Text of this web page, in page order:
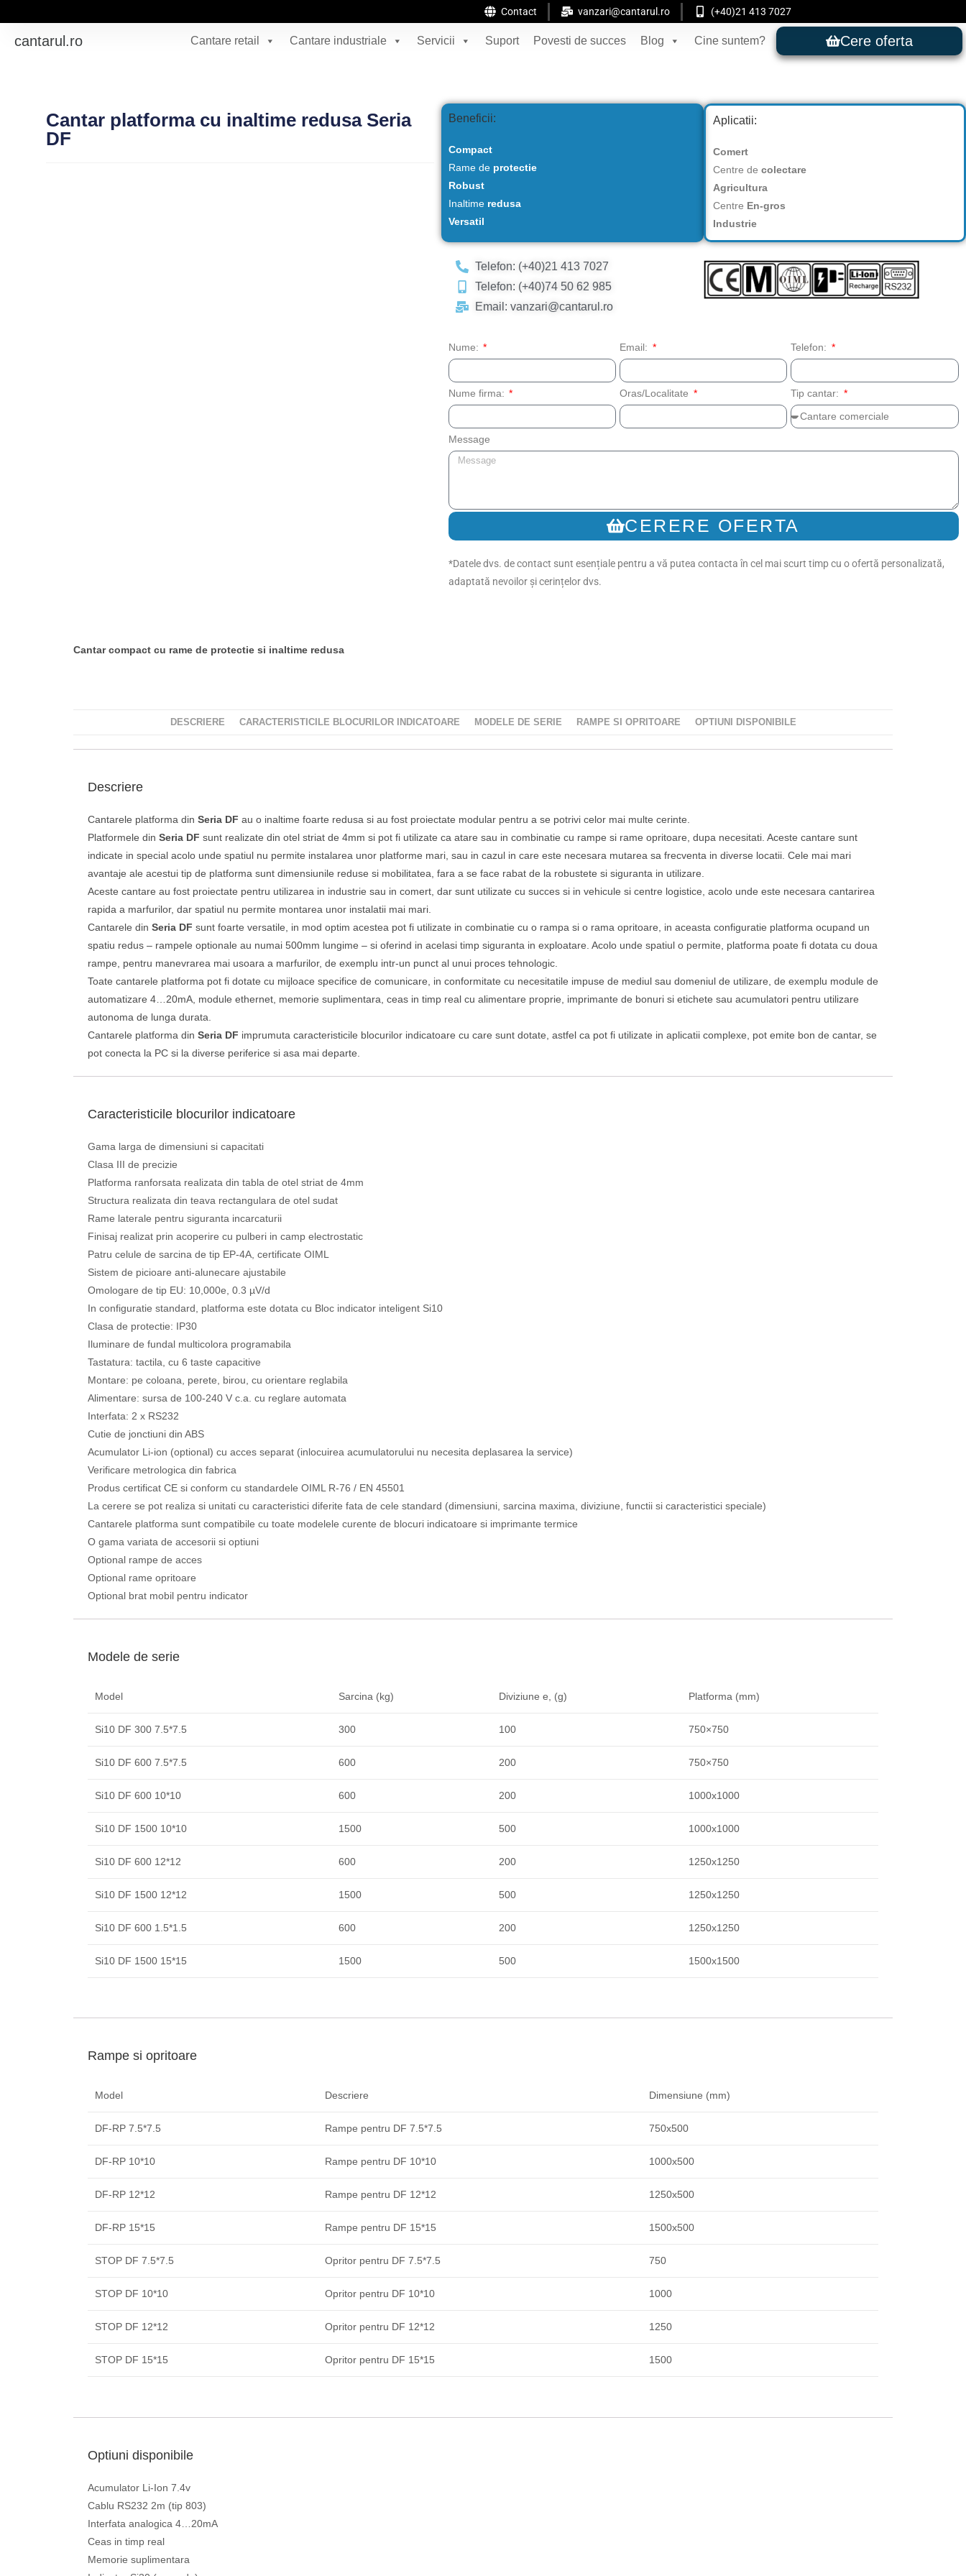
Contact vanzari@cantarul.ro (+40)21 413 7027
cantarul.ro Cantare retail Cantare industriale Servicii Suport Povesti de succes Blog Cine suntem? Cere oferta
Cantar platforma cu inaltime redusa Seria
DF
Beneficii:
Compact
Rame de protectie
Robust
Inaltime redusa
Versatil
Aplicatii:
Comert
Centre de colectare
Agricultura
Centre En-gros
Industrie
Telefon: (+40)21 413 7027
Telefon: (+40)74 50 62 985
Email: vanzari@cantarul.ro
Nume: Email: Telefon:
Nume firma: Oras/Localitate Tip cantar:
Message
CERERE OFERTA
*Datele dvs. de contact sunt esențiale pentru a vă putea contacta în cel mai scurt timp cu o ofertă personalizată,
adaptată nevoilor și cerințelor dvs.
Cantar compact cu rame de protectie si inaltime redusa
DESCRIERE CARACTERISTICILE BLOCURILOR INDICATOARE MODELE DE SERIE RAMPE SI OPRITOARE OPTIUNI DISPONIBILE
Descriere
Cantarele platforma din Seria DF au o inaltime foarte redusa si au fost proiectate modular pentru a se potrivi celor mai multe cerinte.
Platformele din Seria DF sunt realizate din otel striat de 4mm si pot fi utilizate ca atare sau in combinatie cu rampe si rame opritoare, dupa necesitati. Aceste cantare sunt
indicate in special acolo unde spatiul nu permite instalarea unor platforme mari, sau in cazul in care este necesara mutarea sa frecventa in diverse locatii. Cele mai mari
avantaje ale acestui tip de platforma sunt dimensiunile reduse si mobilitatea, fara a se face rabat de la robustete si siguranta in utilizare.
Aceste cantare au fost proiectate pentru utilizarea in industrie sau in comert, dar sunt utilizate cu succes si in vehicule si centre logistice, acolo unde este necesara cantarirea
rapida a marfurilor, dar spatiul nu permite montarea unor instalatii mai mari.
Cantarele din Seria DF sunt foarte versatile, in mod optim acestea pot fi utilizate in combinatie cu o rampa si o rama opritoare, in aceasta configuratie platforma ocupand un
spatiu redus – rampele optionale au numai 500mm lungime – si oferind in acelasi timp siguranta in exploatare. Acolo unde spatiul o permite, platforma poate fi dotata cu doua
rampe, pentru manevrarea mai usoara a marfurilor, de exemplu intr-un punct al unui proces tehnologic.
Toate cantarele platforma pot fi dotate cu mijloace specifice de comunicare, in conformitate cu necesitatile impuse de mediul sau domeniul de utilizare, de exemplu module de
automatizare 4…20mA, module ethernet, memorie suplimentara, ceas in timp real cu alimentare proprie, imprimante de bonuri si etichete sau acumulatori pentru utilizare
autonoma de lunga durata.
Cantarele platforma din Seria DF imprumuta caracteristicile blocurilor indicatoare cu care sunt dotate, astfel ca pot fi utilizate in aplicatii complexe, pot emite bon de cantar, se
pot conecta la PC si la diverse periferice si asa mai departe.
Caracteristicile blocurilor indicatoare
Gama larga de dimensiuni si capacitati
Clasa III de precizie
Platforma ranforsata realizata din tabla de otel striat de 4mm
Structura realizata din teava rectangulara de otel sudat
Rame laterale pentru siguranta incarcaturii
Finisaj realizat prin acoperire cu pulberi in camp electrostatic
Patru celule de sarcina de tip EP-4A, certificate OIML
Sistem de picioare anti-alunecare ajustabile
Omologare de tip EU: 10,000e, 0.3 µV/d
In configuratie standard, platforma este dotata cu Bloc indicator inteligent Si10
Clasa de protectie: IP30
Iluminare de fundal multicolora programabila
Tastatura: tactila, cu 6 taste capacitive
Montare: pe coloana, perete, birou, cu orientare reglabila
Alimentare: sursa de 100-240 V c.a. cu reglare automata
Interfata: 2 x RS232
Cutie de jonctiuni din ABS
Acumulator Li-ion (optional) cu acces separat (inlocuirea acumulatorului nu necesita deplasarea la service)
Verificare metrologica din fabrica
Produs certificat CE si conform cu standardele OIML R-76 / EN 45501
La cerere se pot realiza si unitati cu caracteristici diferite fata de cele standard (dimensiuni, sarcina maxima, diviziune, functii si caracteristici speciale)
Cantarele platforma sunt compatibile cu toate modelele curente de blocuri indicatoare si imprimante termice
O gama variata de accesorii si optiuni
Optional rampe de acces
Optional rame opritoare
Optional brat mobil pentru indicator
Modele de serie
Model Sarcina (kg) Diviziune e, (g) Platforma (mm)
Si10 DF 300 7.5*7.5 300 100 750×750
Si10 DF 600 7.5*7.5 600 200 750×750
Si10 DF 600 10*10 600 200 1000х1000
Si10 DF 1500 10*10 1500 500 1000х1000
Si10 DF 600 12*12 600 200 1250х1250
Si10 DF 1500 12*12 1500 500 1250х1250
Si10 DF 600 1.5*1.5 600 200 1250х1250
Si10 DF 1500 15*15 1500 500 1500х1500
Rampe si opritoare
Model Descriere Dimensiune (mm)
DF-RP 7.5*7.5 Rampe pentru DF 7.5*7.5 750х500
DF-RP 10*10 Rampe pentru DF 10*10 1000х500
DF-RP 12*12 Rampe pentru DF 12*12 1250х500
DF-RP 15*15 Rampe pentru DF 15*15 1500х500
STOP DF 7.5*7.5 Opritor pentru DF 7.5*7.5 750
STOP DF 10*10 Opritor pentru DF 10*10 1000
STOP DF 12*12 Opritor pentru DF 12*12 1250
STOP DF 15*15 Opritor pentru DF 15*15 1500
Optiuni disponibile
Acumulator Li-Ion 7.4v
Cablu RS232 2m (tip 803)
Interfata analogica 4…20mA
Ceas in timp real
Memorie suplimentara